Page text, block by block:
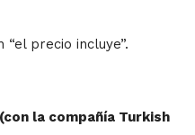
precio incluye”.
(con la compañía Turkish